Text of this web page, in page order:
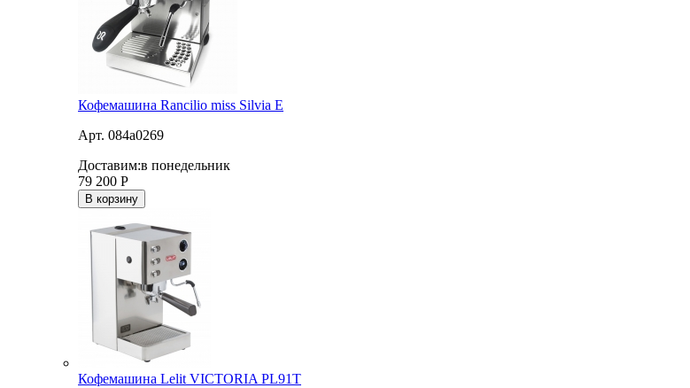
Кофемашина Rancilio miss Silvia E
Арт. 084a0269
Доставим:в понедельник
79 200 Р
В корзину
Кофемашина Lelit VICTORIA PL91T